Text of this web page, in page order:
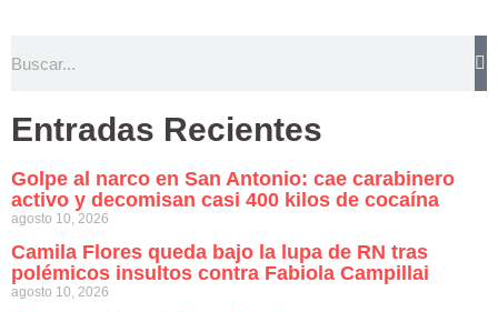
Entradas Recientes
Golpe al narco en San Antonio: cae carabinero
activo y decomisan casi 400 kilos de cocaína
agosto 10, 2026
Camila Flores queda bajo la lupa de RN tras
polémicos insultos contra Fabiola Campillai
agosto 10, 2026